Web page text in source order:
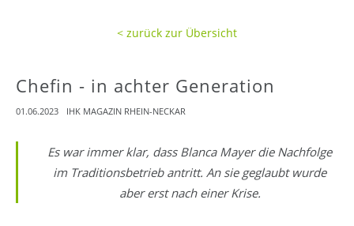
< zurück zur Übersicht
Chefin - in achter Generation
01.06.2023 IHK MAGAZIN RHEIN-NECKAR
Es war immer klar, dass Blanca Mayer die Nachfolge
im Traditionsbetrieb antritt. An sie geglaubt wurde
aber erst nach einer Krise.